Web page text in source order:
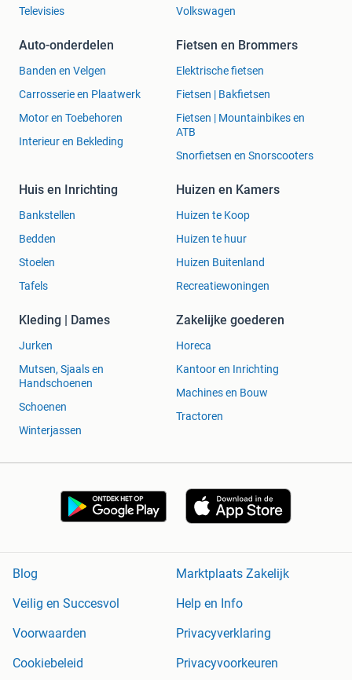
Televisies
Volkswagen
Auto-onderdelen
Banden en Velgen
Carrosserie en Plaatwerk
Motor en Toebehoren
Interieur en Bekleding
Fietsen en Brommers
Elektrische fietsen
Fietsen | Bakfietsen
Fietsen | Mountainbikes en
ATB
Snorfietsen en Snorscooters
Huis en Inrichting
Bankstellen
Bedden
Stoelen
Tafels
Huizen en Kamers
Huizen te Koop
Huizen te huur
Huizen Buitenland
Recreatiewoningen
Kleding | Dames
Jurken
Mutsen, Sjaals en
Handschoenen
Schoenen
Winterjassen
Zakelijke goederen
Horeca
Kantoor en Inrichting
Machines en Bouw
Tractoren
Blog
Marktplaats Zakelijk
Veilig en Succesvol
Help en Info
Voorwaarden
Privacyverklaring
Cookiebeleid
Privacyvoorkeuren